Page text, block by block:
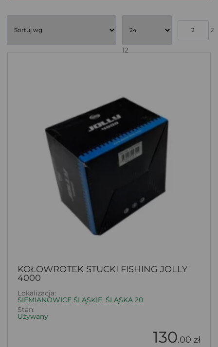
12
KOŁOWROTEK STUCKI FISHING JOLLY
4000
Lokalizacja:
SIEMIANOWICE ŚLĄSKIE, ŚLĄSKA 20
Stan:
Używany
130.00 zł